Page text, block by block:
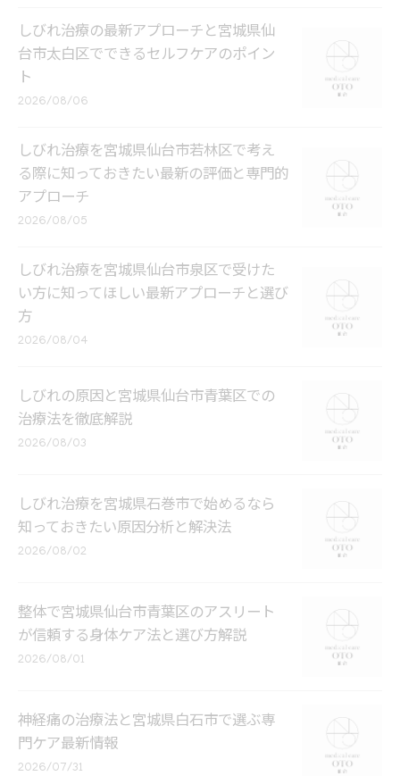
しびれ治療の最新アプローチと宮城県仙
台市太白区でできるセルフケアのポイン
ト
2026/08/06
しびれ治療を宮城県仙台市若林区で考え
る際に知っておきたい最新の評価と専門的
アプローチ
2026/08/05
しびれ治療を宮城県仙台市泉区で受けた
い方に知ってほしい最新アプローチと選び
方
2026/08/04
しびれの原因と宮城県仙台市青葉区での
治療法を徹底解説
2026/08/03
しびれ治療を宮城県石巻市で始めるなら
知っておきたい原因分析と解決法
2026/08/02
整体で宮城県仙台市青葉区のアスリート
が信頼する身体ケア法と選び方解説
2026/08/01
神経痛の治療法と宮城県白石市で選ぶ専
門ケア最新情報
2026/07/31